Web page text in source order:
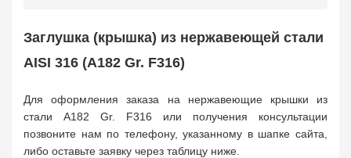
Заглушка, крышка
Пробка 72
Бобышка
Заглушка (крышка) из нержавеющей стали
AISI 316 (A182 Gr. F316)
Для оформления заказа на нержавеющие крышки из
стали A182 Gr. F316 или получения консультации
позвоните нам по телефону, указанному в шапке сайта,
либо оставьте заявку через таблицу ниже.